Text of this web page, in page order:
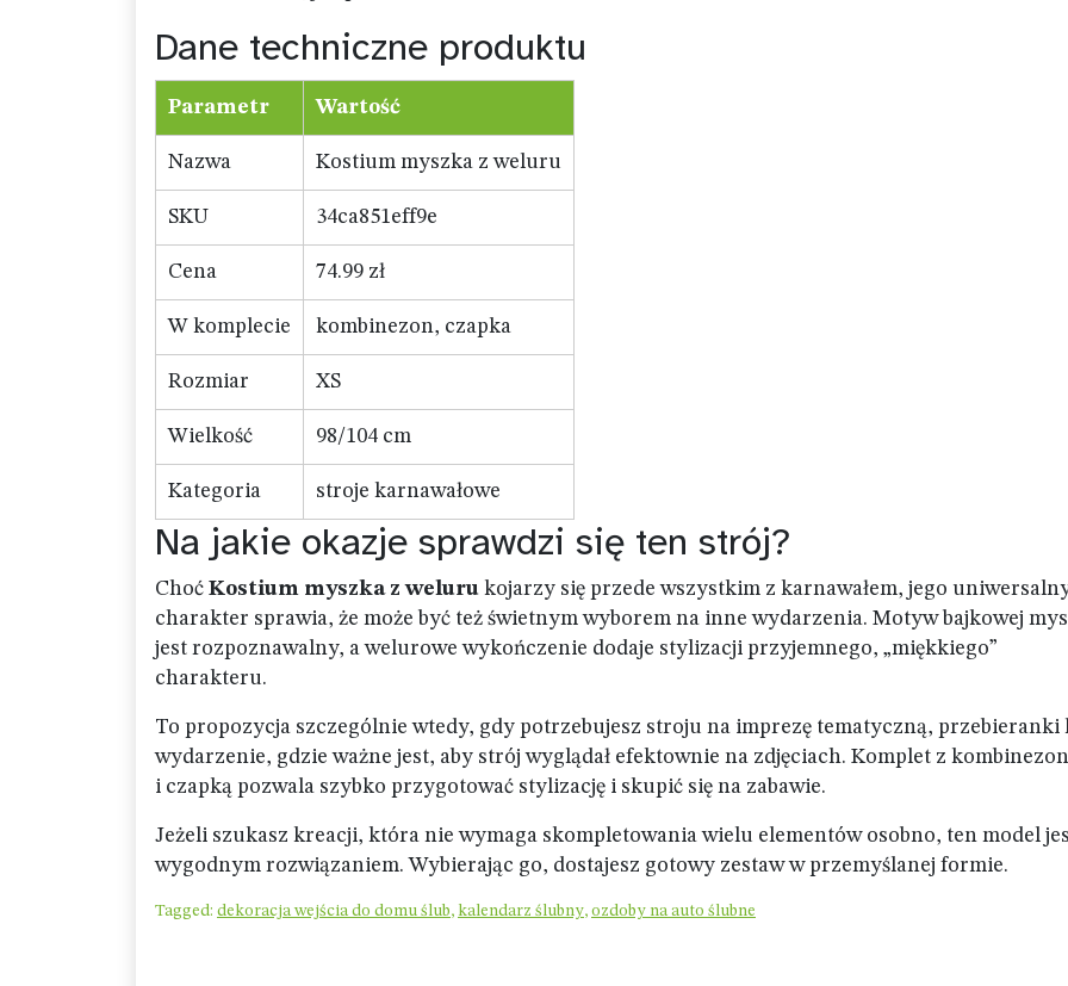
Dane techniczne produktu
Parametr Wartość
Nazwa Kostium myszka z weluru
SKU 34ca851eff9e
Cena 74.99 zł
W komplecie kombinezon, czapka
Rozmiar XS
Wielkość 98/104 cm
Kategoria stroje karnawałowe
Na jakie okazje sprawdzi się ten strój?
Choć Kostium myszka z weluru kojarzy się przede wszystkim z karnawałem, jego
charakter sprawia, że może być też świetnym wyborem na inne wydarzenia. Motyw bajkowej
jest rozpoznawalny, a welurowe wykończenie dodaje stylizacji przyjemnego, „miękkiego”
charakteru.
To propozycja szczególnie wtedy, gdy potrzebujesz stroju na imprezę tematyczną, przebieranki
wydarzenie, gdzie ważne jest, aby strój wyglądał efektownie na zdjęciach. Komplet z
i czapką pozwala szybko przygotować stylizację i skupić się na zabawie.
Jeżeli szukasz kreacji, która nie wymaga skompletowania wielu elementów osobno, ten model
wygodnym rozwiązaniem. Wybierając go, dostajesz gotowy zestaw w przemyślanej formie.
Tagged: dekoracja wejścia do domu ślub, kalendarz ślubny, ozdoby na auto ślubne